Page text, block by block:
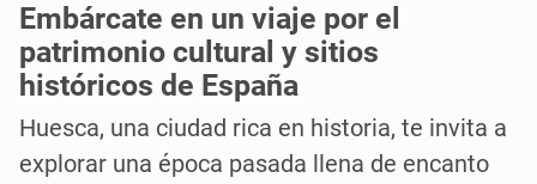
Embárcate en un viaje por el
patrimonio cultural y sitios
históricos de España
Huesca, una ciudad rica en historia, te invita a
explorar una época pasada llena de encanto